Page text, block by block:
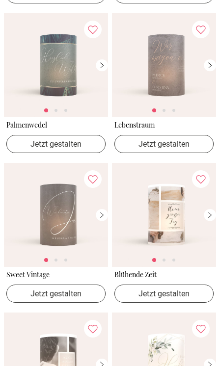
Palmenwedel
Jetzt gestalten
Lebenstraum
Jetzt gestalten
Sweet Vintage
Jetzt gestalten
Blühende Zeit
Jetzt gestalten